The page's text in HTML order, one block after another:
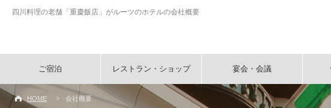
四川料理の老舗「重慶飯店」がルーツのホテルの会社概要
ご宿泊 レストラン・ショップ 宴会・会議
HOME 会社概要